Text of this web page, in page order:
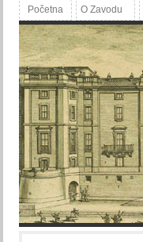
Početna O Zavodu